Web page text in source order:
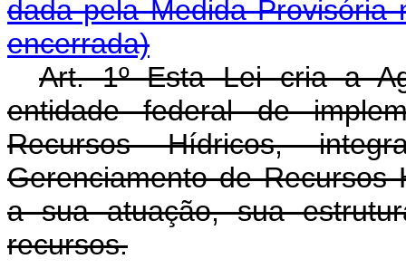
dada pela Medida Provisória
encerrada)
Art. 1º Esta Lei cria a
entidade federal de
Recursos Hídricos,
Gerenciamento de Recursos
a sua atuação, sua
recursos.